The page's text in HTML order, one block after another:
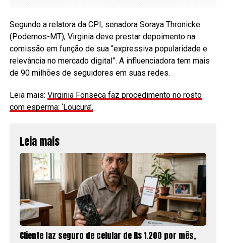
Segundo a relatora da CPI, senadora Soraya Thronicke
(Podemos-MT), Virginia deve prestar depoimento na
comissão em função de sua “expressiva popularidade e
relevância no mercado digital”. A influenciadora tem mais
de 90 milhões de seguidores em suas redes.
Leia mais: Virginia Fonseca faz procedimento no rosto
com esperma: ‘Loucura’.
Leia mais
Cliente faz seguro de celular de R$ 1.200 por mês,